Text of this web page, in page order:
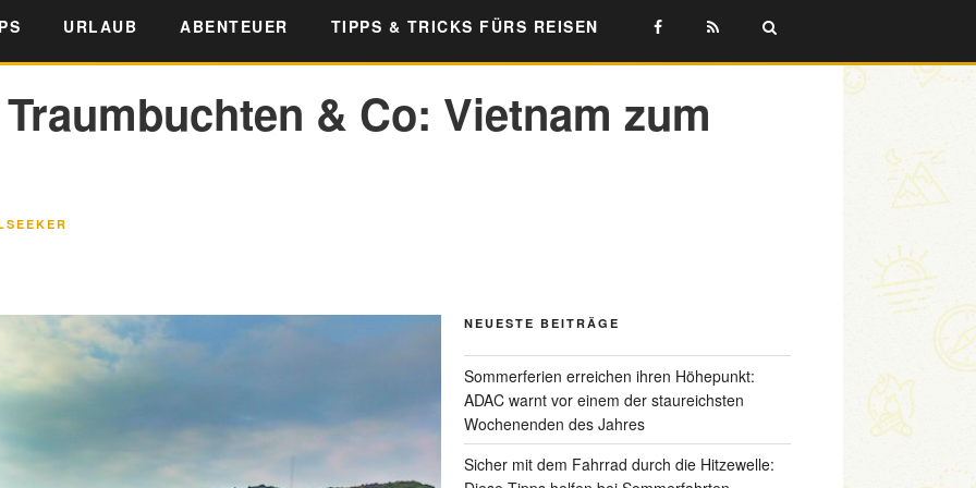
URLAUB ABENTEUER TIPPS & TRICKS FÜRS REISEN
& Co: Vietnam zum
NEUESTE BEITRÄGE
Sommerferien erreichen ihren Höhepunkt:
ADAC warnt vor einem der staureichsten
Wochenenden des Jahres
Sicher mit dem Fahrrad durch die Hitzewelle: